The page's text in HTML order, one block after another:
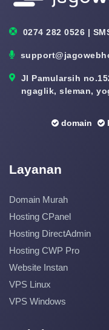
0274 282 0526 |
Jl Pamularsih
ngaglik, sleman,
domain
Layanan
Domain Murah
Hosting CPanel
Hosting DirectAdmin
Hosting CWP Pro
Website Instan
VPS Linux
VPS Windows